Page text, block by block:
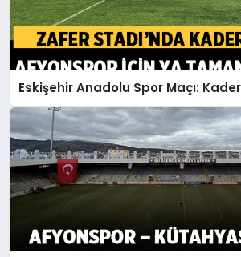
Eskişehir Anadolu Spor Maçı: Kader